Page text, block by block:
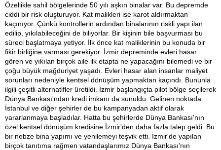
Özellikle sahil bölgelerinde 50 yılı aşkın binalar var. Bu depremde
ciddi bir risk oluşturuyor. Kat malikleri ise karot aldırmaktan
kaçınıyor. Çünkü kontrollerin ardından binalarının riskli yapı ilan
edilip, yıkılabileceğini de biliyorlar. Bir kişinin bile başvurması bu
süreci başlatmaya yetiyor. İlk önce kat maliklerinin bu konuda bir
fikir birliğine varması gerekiyor. İzmir depreminde evleri hasar
gören ve yıkılan birçok aile ilk etapta ne yapacağını bilemedi ve bir
çoğu büyük mağduriyet yaşadı. Evleri hasar alan insanlar maliyet
sorunları nedeniyle kentsel dönüşüm yapmaktan kaçındı. Bununla
ilgili çeşitli alternatifler üretildi. İzmir başlangıçta pilot bölge seçilerek
Dünya Bankası'ndan kredi imkanı da sunuldu. Gelinen noktada
İstanbul ve diğer şehirler de bu kampanyadan aktif olarak
yararlanmaya başladılar. Hatta bu şehirlerde Dünya Bankası'nın
özel kentsel dönüşüm kredisine İzmir'den daha fazla talep geldi. Bu
bir nebze bina yapımı ve yenilemeyi teşvik etti. İzmir'de yapılan
birçok tanıtıma rağmen vatandaşlarımız Dünya Bankası'nın